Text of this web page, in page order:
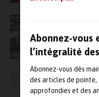
Abonnez-vous
l’intégralité
Abonnez-vous dès
des articles de pointe,
approfondies et des
au GI
Elisa,
nominée
Spécial